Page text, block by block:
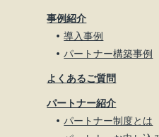
事例紹介
導入事例
パートナー構築事例
よくあるご質問
パートナー紹介
パートナー制度とは